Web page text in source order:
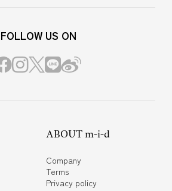
FOLLOW US ON
ABOUT m-i-d
Company
Terms
Privacy policy